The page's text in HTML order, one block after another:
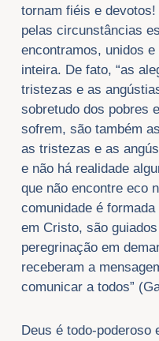
tornam fiéis e
pelas circunstâncias
encontramos, unidos
inteira. De fato, “as
tristezas e as
sobretudo dos pobres
sofrem, são também
as tristezas e as
e não há realidade
que não encontre eco
comunidade é
em Cristo, são
peregrinação em
receberam a
comunicar a todos”
Deus é todo-poderoso